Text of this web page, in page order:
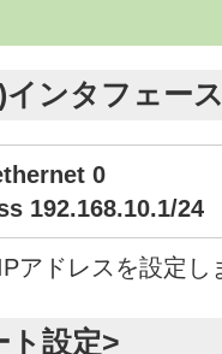
ンタフェー
0
192.168.10.1/24
アドレスを設定し
ト設定>